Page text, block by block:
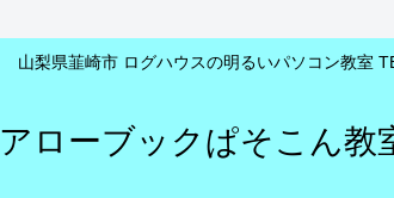
山梨県韮崎市 ログハウスの明るいパソコン教室
アローブックぱそこん教